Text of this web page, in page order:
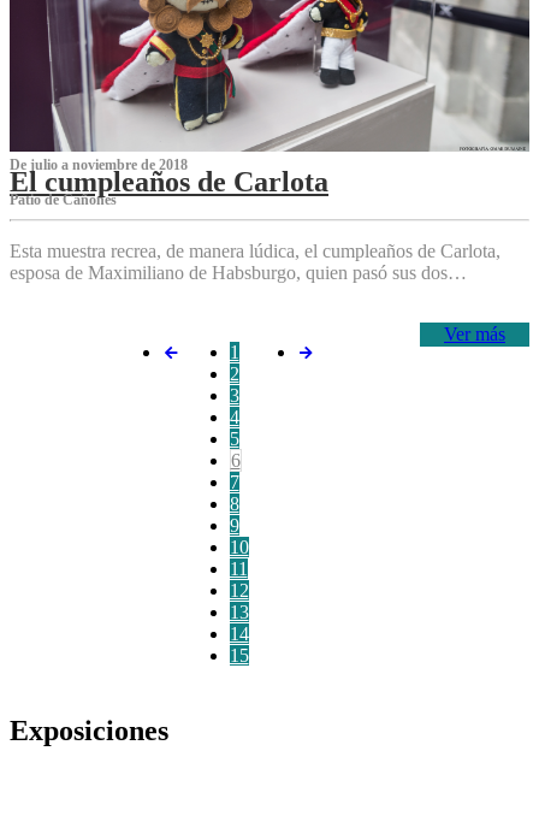
De julio a noviembre de 2018
El cumpleaños de Carlota
Patio de Cañones
Esta muestra recrea, de manera lúdica, el cumpleaños de Carlota,
esposa de Maximiliano de Habsburgo, quien pasó sus dos…
Ver más
1
2
3
4
5
6
7
8
9
10
11
12
13
14
15
Exposiciones